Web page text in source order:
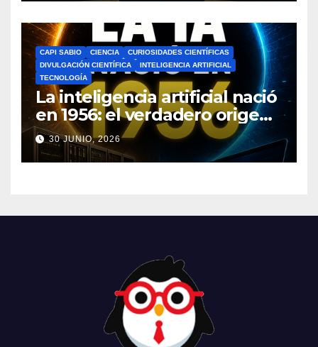
CAPI SABIO CIENCIA
CURIOSIDADES CIENTÍFICAS
DIVULGACIÓN CIENTÍFICA
INTELIGENCIA ARTIFICIAL
TECNOLOGÍA
La inteligencia artificial nació
en 1956: el verdadero origen
de la IA que cambió el
mundo
30 JUNIO, 2026